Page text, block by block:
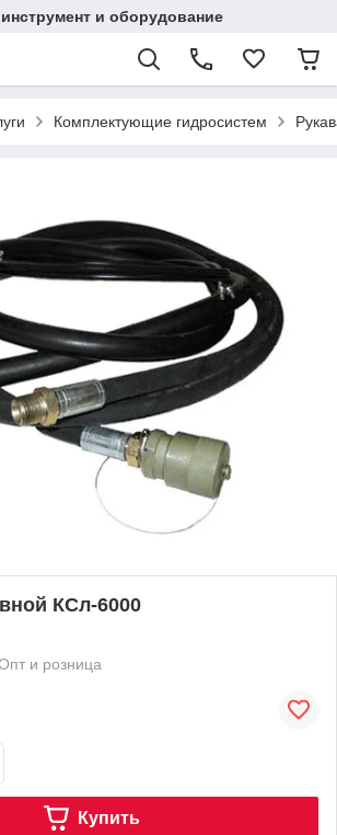
и оборудование
Комплектующие гидросистем
КСл-6000
и розница
Купить